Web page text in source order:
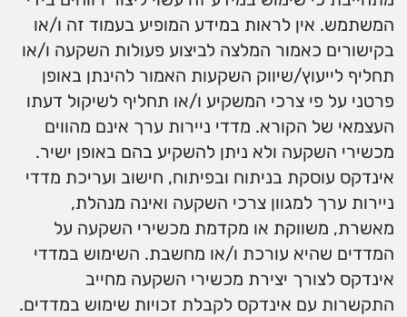
המשתמש. אין לראות במידע המופיע בעמוד זה ו/או
בקישורים כאמור המלצה לביצוע פעולות השקעה ו/או
תחליף לייעוץ/שיווק השקעות האמור להינתן באופן
פרטני על פי צרכי המשקיע ו/או תחליף לשיקול דעתו
העצמאי של הקורא. מדדי ניירות ערך אינם מהווים
מכשירי השקעה ולא ניתן להשקיע בהם באופן ישיר.
אינדקס עוסקת בניתוח ובפיתוח, חישוב ועריכת מדדי
ניירות ערך למגוון צרכי השקעה ואינה מנהלת,
מאשרת, משווקת או מקדמת מכשירי השקעה על
המדדים שהיא עורכת ו/או מחשבת. השימוש במדדי
אינדקס לצורך יצירת מכשירי השקעה מחייב
התקשרות עם אינדקס לקבלת זכויות שימוש במדדים.